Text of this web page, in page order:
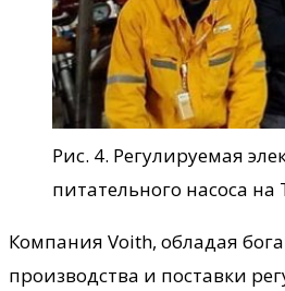
Рис. 4. Регулируемая
питательного насоса
Компания Voith, обладая
производства и поставки